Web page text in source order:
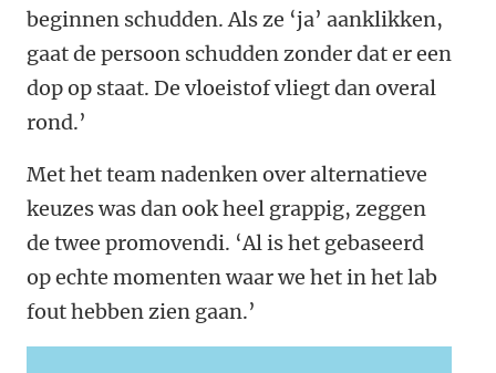
beginnen schudden. Als ze ‘ja’ aanklikken,
gaat de persoon schudden zonder dat er een
dop op staat. De vloeistof vliegt dan overal
rond.’
Met het team nadenken over alternatieve
keuzes was dan ook heel grappig, zeggen
de twee promovendi. ‘Al is het gebaseerd
op echte momenten waar we het in het lab
fout hebben zien gaan.’